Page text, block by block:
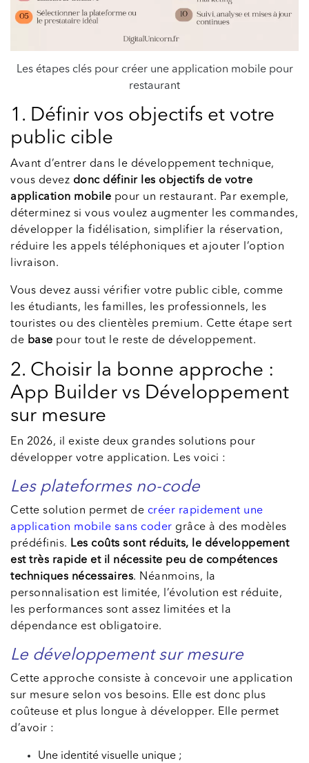
Les étapes clés pour créer une application mobile pour
restaurant
1. Définir vos objectifs et votre
public cible
Avant d’entrer dans le développement technique,
vous devez donc définir les objectifs de votre
application mobile pour un restaurant. Par exemple,
déterminez si vous voulez augmenter les commandes,
développer la fidélisation, simplifier la réservation,
réduire les appels téléphoniques et ajouter l’option
livraison.
Vous devez aussi vérifier votre public cible, comme
les étudiants, les familles, les professionnels, les
touristes ou des clientèles premium. Cette étape sert
de base pour tout le reste de développement.
2. Choisir la bonne approche :
App Builder vs Développement
sur mesure
En 2026, il existe deux grandes solutions pour
développer votre application. Les voici :
Les plateformes no-code
Cette solution permet de créer rapidement une
application mobile sans coder grâce à des modèles
prédéfinis. Les coûts sont réduits, le développement
est très rapide et il nécessite peu de compétences
techniques nécessaires. Néanmoins, la
personnalisation est limitée, l’évolution est réduite,
les performances sont assez limitées et la
dépendance est obligatoire.
Le développement sur mesure
Cette approche consiste à concevoir une application
sur mesure selon vos besoins. Elle est donc plus
coûteuse et plus longue à développer. Elle permet
d’avoir :
Une identité visuelle unique ;